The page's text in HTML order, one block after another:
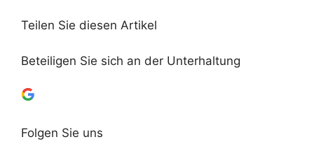
Teilen Sie diesen Artikel
Beteiligen Sie sich an der Unterhaltung
Folgen Sie uns